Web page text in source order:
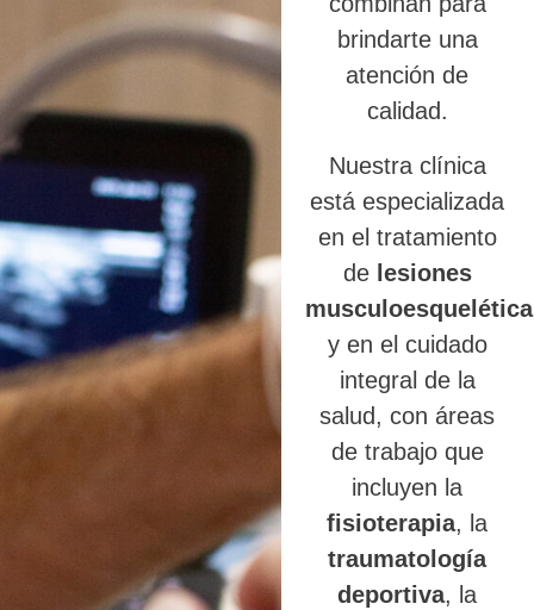
brindarte una
atención de
calidad.
Nuestra clínica
está especializada
en el tratamiento
de lesiones
y en el cuidado
integral de la
salud, con áreas
de trabajo que
incluyen la
fisioterapia, la
traumatología
deportiva, la